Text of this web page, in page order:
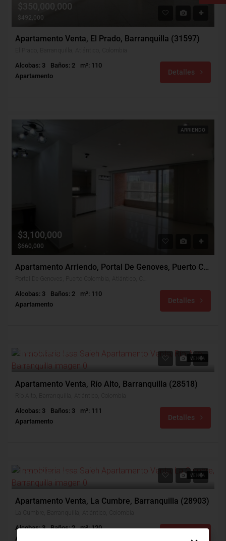
$350,000,000
$492,000
Apartamento Venta, El Prado, Barranquilla (31597)
Alcobas: 3 Baños: 2
m²: 110
Apartamento
Detalles
ARRIENDO
$3,100,000
$660,000
Apartamento Arriendo, Portal De Genoves, Puerto Colombia (30603)
Alcobas: 3 Baños: 2
m²: 110
Apartamento
Detalles
VENTA
$485,000,000
$290,000
Apartamento Venta, Río Alto, Barranquilla (28518)
Alcobas: 3 Baños: 3
m²: 111
Apartamento
Detalles
VENTA
$310,000,000
Apartamento Venta, La Cumbre, Barranquilla (28903)
Alcobas: 3 Baños: 2
m²: 120
Apartamento